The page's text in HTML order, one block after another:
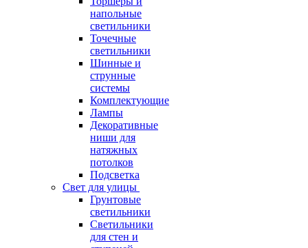
напольные
светильники
Точечные
светильники
Шинные и
струнные
системы
Комплектующие
Лампы
Декоративные
ниши для
натяжных
потолков
Подсветка
Свет для улицы
Грунтовые
светильники
Светильники
для стен и